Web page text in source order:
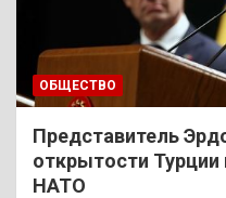
ОБЩЕСТВО
Представитель
открытости Турции
НАТО